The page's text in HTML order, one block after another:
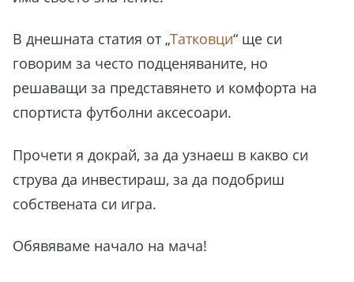
В днешната статия от „Татковци“ ще си
говорим за често подценяваните, но
решаващи за представянето и комфорта на
спортиста футболни аксесоари.
Прочети я докрай, за да узнаеш в какво си
струва да инвестираш, за да подобриш
собствената си игра.
Обявяваме начало на мача!